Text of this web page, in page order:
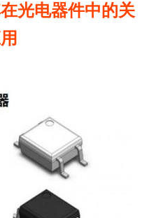
光电器件中的关